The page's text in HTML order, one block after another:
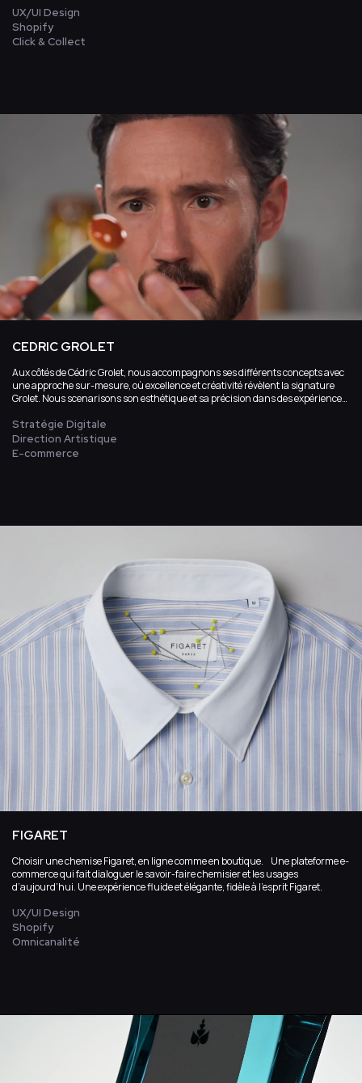
UX/UI Design
Shopify
Click & Collect
CEDRIC GROLET
Aux côtés de Cédric Grolet, nous accompagnons ses différents concepts avec
une approche sur-mesure, où excellence et créativité révèlent la signature
Grolet. Nous scenarisons son esthétique et sa précision dans des expériences
Stratégie Digitale
Direction Artistique
E-commerce
FIGARET
Choisir une chemise Figaret, en ligne comme en boutique. Une plateforme e-
commerce qui fait dialoguer le savoir-faire chemisier et les usages
d’aujourd’hui. Une expérience fluide et élégante, fidèle à l’esprit Figaret.
UX/UI Design
Shopify
Omnicanalité